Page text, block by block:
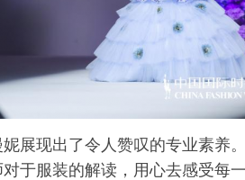
展现出了令人赞叹的专业素养
于服装的解读，用心去感受每